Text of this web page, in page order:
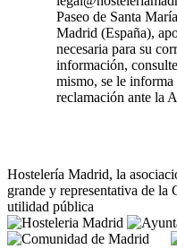
Paseo de Santa
Madrid (España),
necesaria para su
información,
mismo, se le informa
reclamación ante la
Hostelería Madrid, la
grande y representativa de
utilidad pública